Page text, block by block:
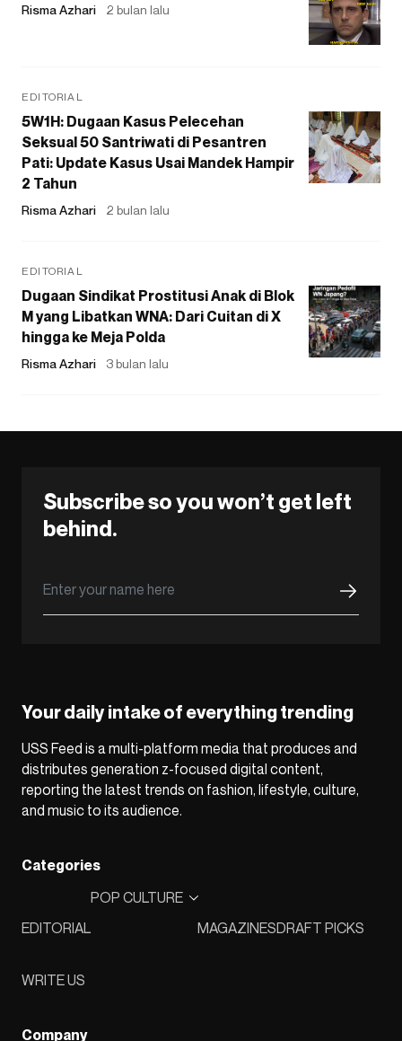
Risma Azhari 2 bulan lalu
EDITORIAL
5W1H: Dugaan Kasus Pelecehan
Seksual 50 Santriwati di Pesantren
Pati: Update Kasus Usai Mandek Hampir
2 Tahun
Risma Azhari 2 bulan lalu
EDITORIAL
Dugaan Sindikat Prostitusi Anak di Blok
M yang Libatkan WNA: Dari Cuitan di X
hingga ke Meja Polda
Risma Azhari 3 bulan lalu
Subscribe so you won’t get left
behind.
Your daily intake of everything trending
USS Feed is a multi-platform media that produces and
distributes generation z-focused digital content,
reporting the latest trends on fashion, lifestyle, culture,
and music to its audience.
Categories
EDITORIAL
POP CULTURE
MAGAZINESDRAFT PICKS
WRITE US
Company